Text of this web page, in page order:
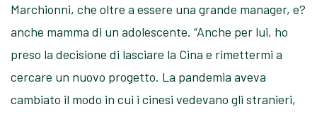
Marchionni, che oltre a essere una grande manager, e?
anche mamma di un adolescente. “Anche per lui, ho
preso la decisione di lasciare la Cina e rimettermi a
cercare un nuovo progetto. La pandemia aveva
cambiato il modo in cui i cinesi vedevano gli stranieri,